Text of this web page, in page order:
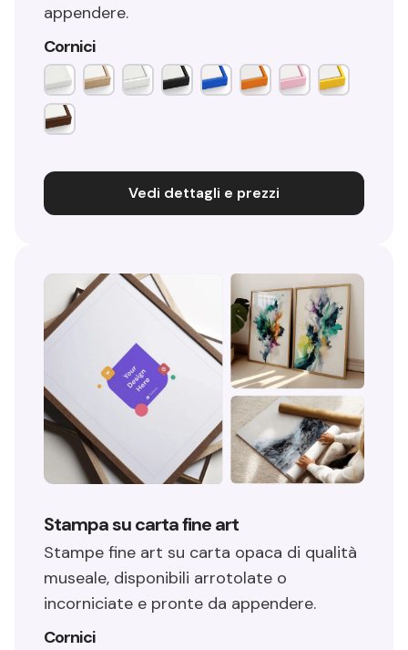
appendere.
Cornici
Vedi dettagli e prezzi
Stampa su carta fine art
Stampe fine art su carta opaca di qualità
museale, disponibili arrotolate o
incorniciate e pronte da appendere.
Cornici